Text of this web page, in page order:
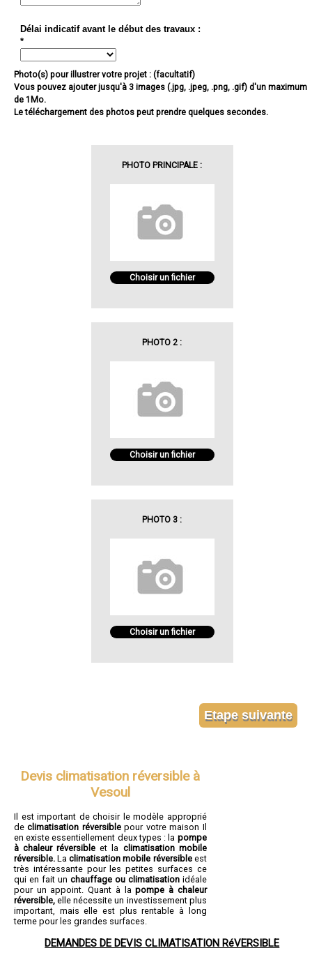
Délai indicatif avant le début des travaux :
*
Photo(s) pour illustrer votre projet : (facultatif)
Vous pouvez ajouter jusqu'à 3 images (.jpg, .jpeg, .png, .gif) d'un maximum
de 1Mo.
Le téléchargement des photos peut prendre quelques secondes.
PHOTO PRINCIPALE :
Choisir un fichier
PHOTO 2 :
Choisir un fichier
PHOTO 3 :
Choisir un fichier
Devis climatisation réversible à
Vesoul
Il est important de choisir le modèle approprié
declimatisation réversiblepour votre maison Il
en existe essentiellement deux types : la pompe
à chaleur réversible et la climatisation mobile
réversible.Laclimatisation mobile réversibleest
très intéressante pour les petites surfaces ce
qui en fait un chauffage ou climatisationidéale
pour un appoint. Quant à lapompe à chaleur
réversible, elle nécessite un investissement plus
important, mais elle est plus rentable à long
terme pour les grandes surfaces.
DEMANDES DE DEVIS CLIMATISATION RéVERSIBLE